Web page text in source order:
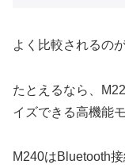
よく比較されるの
たとえるなら、
イズできる高機能
M240はBluetooth